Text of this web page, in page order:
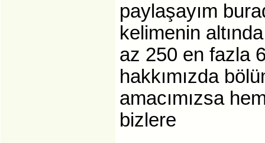
paylaşayım
kelimenin
az 250 en fazla
hakkımızda
amacımızsa
bizlere